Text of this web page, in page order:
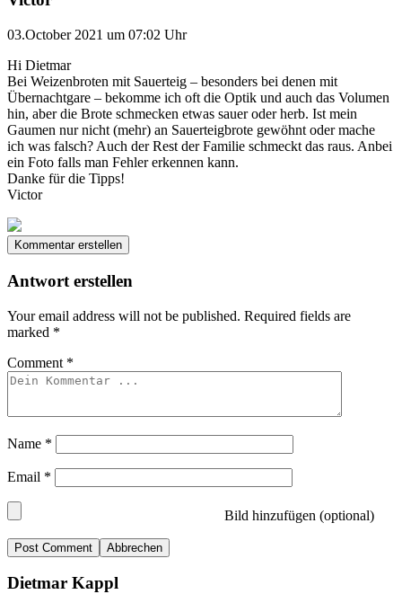
03.October 2021 um 07:02 Uhr
Hi Dietmar
Bei Weizenbroten mit Sauerteig – besonders bei denen mit
Übernachtgare – bekomme ich oft die Optik und auch das Volumen
hin, aber die Brote schmecken etwas sauer oder herb. Ist mein
Gaumen nur nicht (mehr) an Sauerteigbrote gewöhnt oder mache
ich was falsch? Auch der Rest der Familie schmeckt das raus. Anbei
ein Foto falls man Fehler erkennen kann.
Danke für die Tipps!
Victor
Kommentar erstellen
Antwort erstellen
Your email address will not be published. Required fields are
marked *
Comment *
Name *
Email *
Bild hinzufügen (optional)
Abbrechen
Dietmar Kappl